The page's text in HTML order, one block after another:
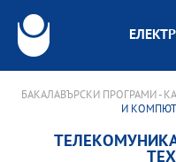
БАКАЛАВЪРСКИ ПРОГРАМИ -
И